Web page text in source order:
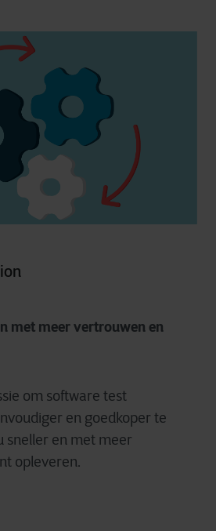
met meer vertrouwen en
om software test
en goedkoper te
sneller en met meer
opleveren.